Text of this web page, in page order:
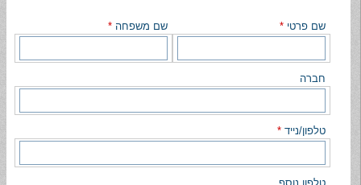
שם פרטי * שם משפחה *
חברה
טלפון/נייד *